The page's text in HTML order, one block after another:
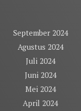
September 2024
Agustus 2024
Juli 2024
Juni 2024
Mei 2024
April 2024